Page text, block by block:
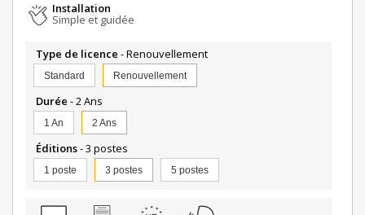
Installation
Simple et guidée
Type de licence - Renouvellement
Standard Renouvellement
Durée - 2 Ans
1 An 2 Ans
Éditions- 3 postes
1 poste 3 postes 5 postes